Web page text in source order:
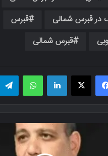
در قبرس شمالی
قبرس
قبرس شمالی
فیسبوک X لینکدین واتس اپ